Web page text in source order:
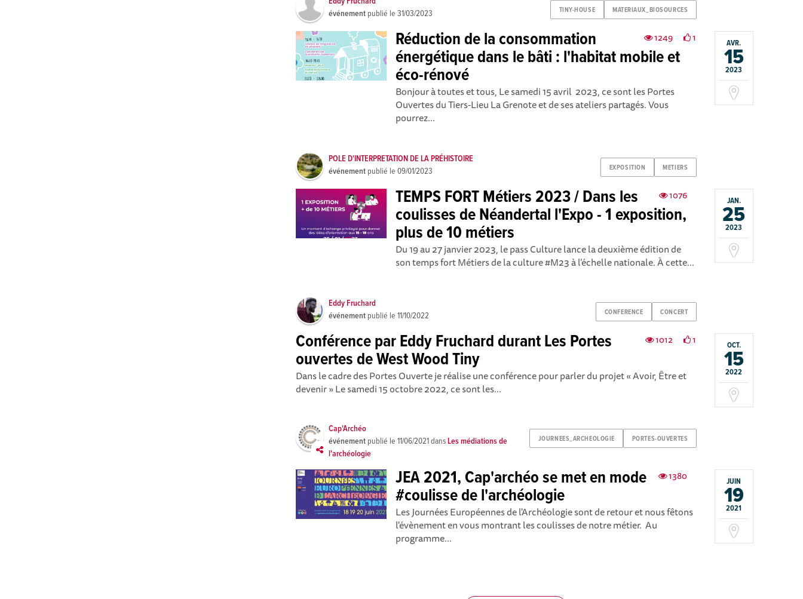
TINY-HOUSE MATERIAUX_BIOSOURCES
événement publié le31/03/2023
AVR.
15
2023
1249 1
Réduction de la consommation
énergétique dans le bâti : l'habitat mobile et
éco-rénové
Bonjour à toutes et tous, Le samedi 15 avril 2023, ce sont les Portes
Ouvertes du Tiers-Lieu La Grenote et de ses ateliers partagés. Vous
pourrez...
EXPOSITION METIERS
POLE D'INTERPRETATION DE LA PRÉHISTOIRE
événement publié le09/01/2023
JAN.
25
2023
1076
TEMPS FORT Métiers 2023 / Dans les
coulisses de Néandertal l'Expo - 1 exposition,
plus de 10 métiers
Du 19 au 27 janvier 2023, le pass Culture lance la deuxième édition de
son temps fort Métiers de la culture #M23 à l’échelle nationale. À cette...
CONFERENCE CONCERT
Eddy Fruchard
événement publié le11/10/2022
OCT.
15
2022
1012 1
Conférence par Eddy Fruchard durant Les Portes
ouvertes de West Wood Tiny
Dans le cadre des Portes Ouverte je réalise une conférence pour parler du projet « Avoir, Être et
devenir » Le samedi 15 octobre 2022, ce sont les...
JOURNEES_ARCHEOLOGIE PORTES-OUVERTES
Cap'Archéo
événement publié le11/06/2021dansLes médiations de
l'archéologie
JUIN
19
2021
1380
JEA 2021, Cap'archéo se met en mode
#coulisse de l'archéologie
Les Journées Européennes de l'Archéologie sont de retour et nous fêtons
l'évènement en vous montrant les coulisses de notre métier. Au
programme...